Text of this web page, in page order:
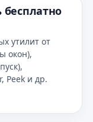
бесплатно
утилит от
окон),
Peek и др.